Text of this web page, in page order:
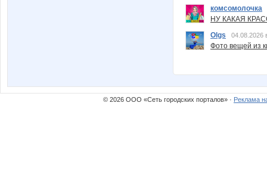
комсомолочка
НУ КАКАЯ
Olgs
04.08.2026
Фото вещей из
© 2026 ООО «Сеть городских порталов» · Реклама